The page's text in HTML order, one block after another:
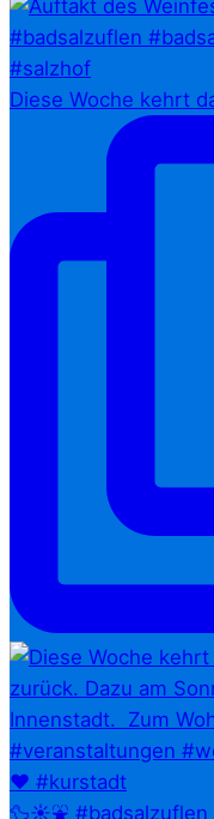
Diese Woche kehrt
🦆☀️⛲ #badsalzuflen